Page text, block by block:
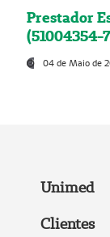
Prestador
(51004354-
04 de Maio de
Unimed
Clientes